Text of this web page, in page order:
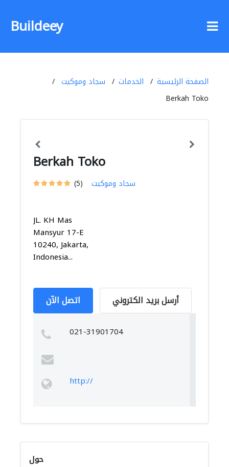
Buildeey
الصفحة الرئيسية الخدمات
سجاد وموكيت
Berkah Toko
Berkah Toko
(5) سجاد وموكيت
JL. KH Mas
Mansyur 17-E
10240, Jakarta,
Indonesia...
اتصل الآن أرسل بريد الكتروني
021-31901704
http://
حول